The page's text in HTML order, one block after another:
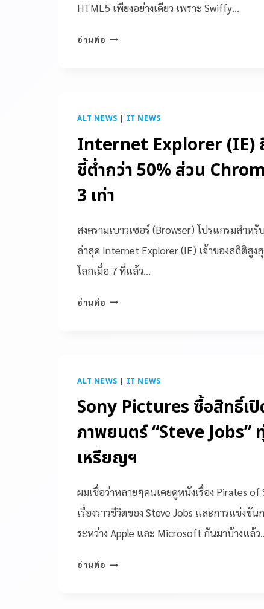
HTML5 เพียงอย่างเดียว เพราะ Swiffy…
อ่านต่อ
ALT NEWS | IT NEWS
Internet Explorer (IE)
ชี้ต่ำกว่า 50% ส่วน
3 เท่า
สงครามเบาวเซอร์ (Browser) โปรแกรมสำห
ล่าสุด Internet Explorer (IE) เจ้าของสถิติสูง
โลกเมื่อ 7 ที่แล้ว…
อ่านต่อ
ALT NEWS | IT NEWS
Sony Pictures ซื้อสิทธิ์เ
ภาพยนตร์ “Steve Jobs”
เหรียญฯ
ผมเชื่อว่าหลายๆคนเคยดูหนังเรื่อง Pirates of
เรื่องราวชีวิตของ Steve Jobs และการแข่งขั
ระหว่าง Apple และ Microsoft กันมาบ้างแล้ว
อ่านต่อ